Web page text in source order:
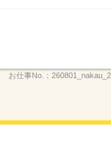
お仕事No.：